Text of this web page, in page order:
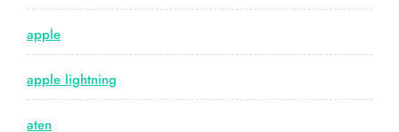
apple
apple lightning
aten